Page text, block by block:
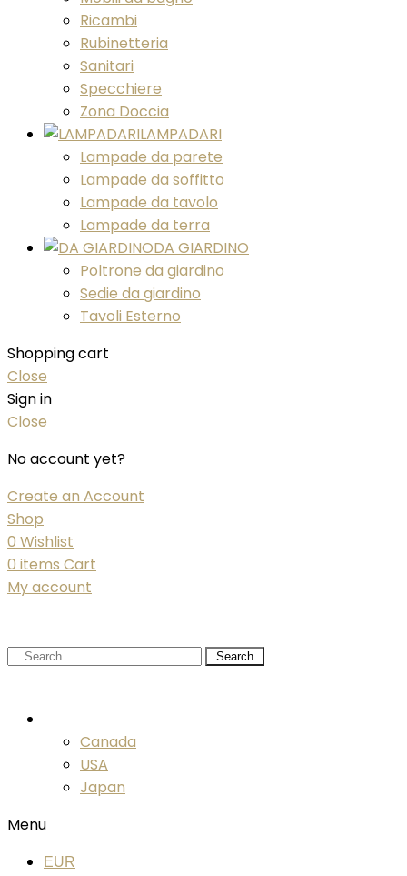
Ricambi
Rubinetteria
Sanitari
Specchiere
Zona Doccia
LAMPADARI
Lampade da parete
Lampade da soffitto
Lampade da tavolo
Lampade da terra
DA GIARDINO
Poltrone da giardino
Sedie da giardino
Tavoli Esterno
Shopping cart
Close
Sign in
Close
No account yet?
Create an Account
Shop
0 Wishlist
0 items Cart
My account
Search
Canada
USA
Japan
Menu
EUR